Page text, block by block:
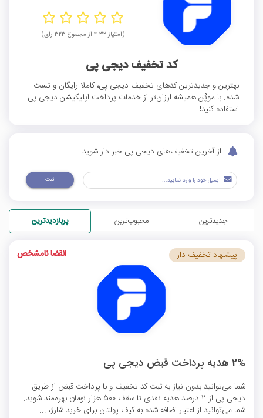
(امتیاز ۴.۳۲ از مجموع ۳۲۳ رای)
کد تخفیف دیجی پی
بهترین و جدیدترین کدهای تخفیف دیجی پی، کاملا رایگان و تست
شده. با موپُن همیشه ارزان‌تر از خدمات پرداخت اپلیکیشن دیجی پی
استفاده کنید!
از آخرین تخفیف‌های دیجی پی خبر دار شوید
ثبت
جدیدترین محبوب‌ترین پربازدیدترین
2% هدیه پرداخت قبض دیجی پی
شما می‌توانید بدون نیاز به ثبت کد تخفیف و با پرداخت قبض از طریق
دیجی پی از 2 درصد هدیه نقدی تا سقف 500 هزار تومان بهره‌مند شوید.
شما می‌توانید از اعتبار اضافه شده به کیف پولتان برای خرید شارژ، ...
پیشنهاد تخفیف دار انقضا نامشخص